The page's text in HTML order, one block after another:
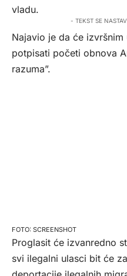
vladu.
- TEKST SE
Najavio je da će
potpisati početi obnova
razuma”.
SCREENSHOT
Proglasit će izvanredno
svi ilegalni ulasci bit će